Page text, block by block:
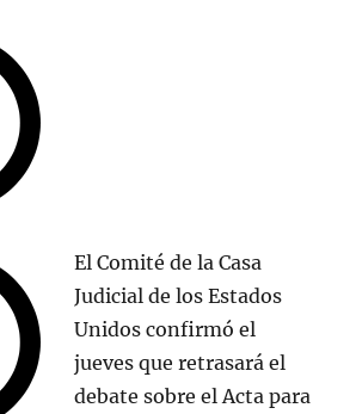
El Comité de la Casa
Judicial de los Estados
Unidos confirmó el
jueves que retrasará el
debate sobre el Acta para